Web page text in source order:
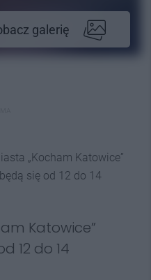
galerię
„Kocham Katowice”
się od 12 do 14
Katowice”
12 do 14